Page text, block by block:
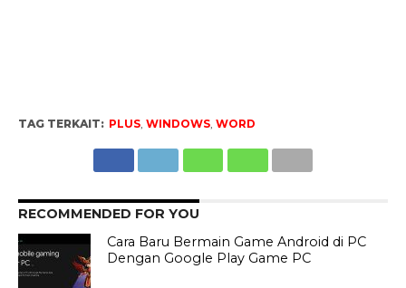
TAG TERKAIT: PLUS, WINDOWS, WORD
RECOMMENDED FOR YOU
Cara Baru Bermain Game Android di PC
Dengan Google Play Game PC